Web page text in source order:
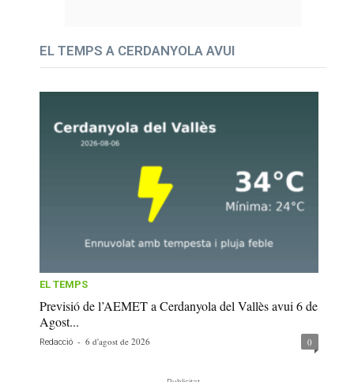
EL TEMPS A CERDANYOLA AVUI
EL TEMPS
Previsió de l’AEMET a Cerdanyola del Vallès avui 6 de
Agost...
Redacció - 6 d'agost de 2026 0